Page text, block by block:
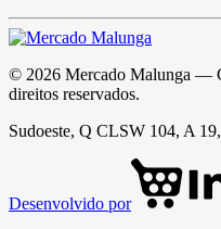
© 2026 Mercado Malunga —
direitos reservados.
Sudoeste, Q CLSW 104, A
Desenvolvido por